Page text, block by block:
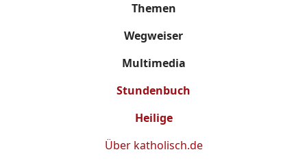
Themen
Wegweiser
Multimedia
Stundenbuch
Heilige
Über katholisch.de